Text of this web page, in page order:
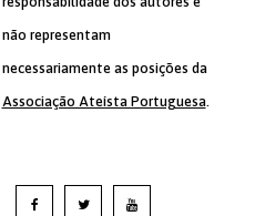
não representam
necessariamente as posições da
Associação Ateísta Portuguesa.